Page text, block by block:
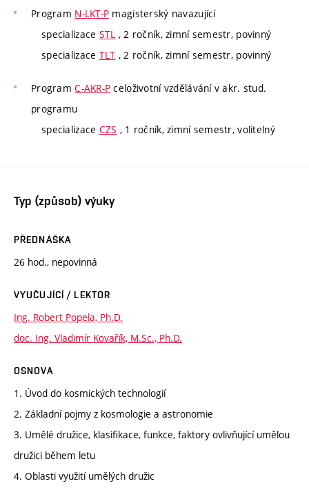
Program N-LKT-P magisterský navazující
specializace STL , 2 ročník, zimní semestr, povinný
specializace TLT , 2 ročník, zimní semestr, povinný
ProgramC-AKR-P celoživotní vzdělávání v akr. stud.
programu
specializace CZS , 1 ročník, zimní semestr, volitelný
Typ (způsob) výuky
PŘEDNÁŠKA
26 hod., nepovinná
VYUČUJÍCÍ / LEKTOR
Ing. Robert Popela, Ph.D.
doc. Ing. Vladimír Kovařík, M.Sc., Ph.D.
OSNOVA
1. Úvod do kosmických technologií
2. Základní pojmy z kosmologie a astronomie
3. Umělé družice, klasifikace, funkce, faktory ovlivňující umělou
družici během letu
4. Oblasti využití umělých družic